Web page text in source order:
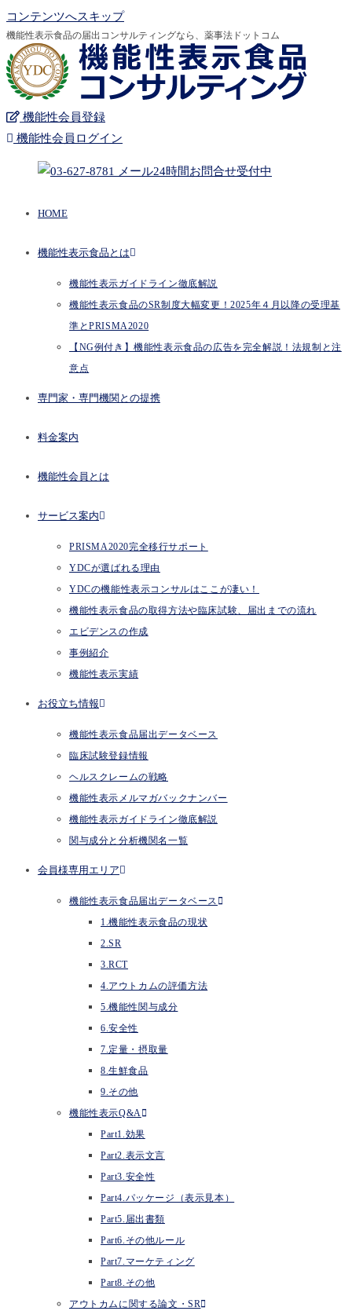
コンテンツへスキップ
機能性表示食品の届出コンサルティングなら、薬事法ドットコム
機能性会員登録
機能性会員ログイン
HOME
機能性表示食品とは
機能性表示ガイドライン徹底解説
機能性表示食品のSR制度大幅変更！2025年４月以降の受理基
準とPRISMA2020
【NG例付き】機能性表示食品の広告を完全解説！法規制と注
意点
専門家・専門機関との提携
料金案内
機能性会員とは
サービス案内
PRISMA2020完全移行サポート
YDCが選ばれる理由
YDCの機能性表示コンサルはここが凄い！
機能性表示食品の取得方法や臨床試験、届出までの流れ
エビデンスの作成
事例紹介
機能性表示実績
お役立ち情報
機能性表示食品届出データベース
臨床試験登録情報
ヘルスクレームの戦略
機能性表示メルマガバックナンバー
機能性表示ガイドライン徹底解説
関与成分と分析機関名一覧
会員様専用エリア
機能性表示食品届出データベース
1.機能性表示食品の現状
2.SR
3.RCT
4.アウトカムの評価方法
5.機能性関与成分
6.安全性
7.定量・摂取量
8.生鮮食品
9.その他
機能性表示Q&A
Part1.効果
Part2.表示文言
Part3.安全性
Part4.パッケージ（表示見本）
Part5.届出書類
Part6.その他ルール
Part7.マーケティング
Part8.その他
アウトカムに関する論文・SR